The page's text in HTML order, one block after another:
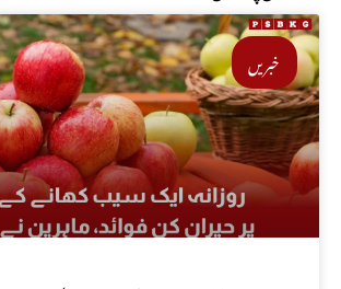
خبریں